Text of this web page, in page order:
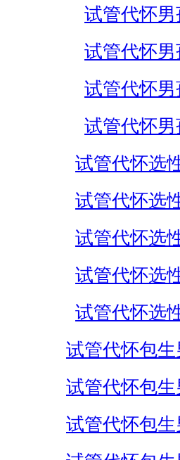
试管代怀男
试管代怀
试管代怀男
试管代怀男
试管代怀选
试管代怀选
试管代怀选
试管代怀选
试管代怀选
试管代怀包
试管代怀包生
试管代怀包